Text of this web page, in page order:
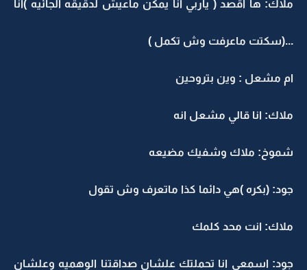
ملاك: ها اقصد ( ياربي انا يمكن ماعيش لدقيقه الجائيه )انا
...(سكتت ماعرفت وش تكمل )
ام مشعل : وين بتروحين
ملاك: انا قالي مشعل انه
شموخ: ملاك وشفيك مضيعه
جود: (بكره )هي دائما كذا ماتعرف وش تقول
ملاك: انت محد كلمك
جود: اسمعي انا تحملتك علشان صداقتنا الوهميه وعلشان